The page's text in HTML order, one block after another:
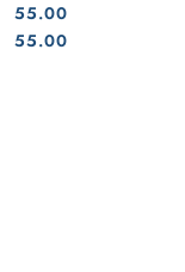
Cena:
55.00
Cena:
55.00